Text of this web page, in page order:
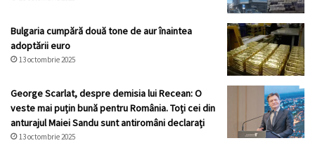
Bulgaria cumpără două tone de aur înaintea
adoptării euro
13 octombrie 2025
George Scarlat, despre demisia lui Recean: O
veste mai puțin bună pentru România. Toți cei din
anturajul Maiei Sandu sunt antiromâni declarați
13 octombrie 2025